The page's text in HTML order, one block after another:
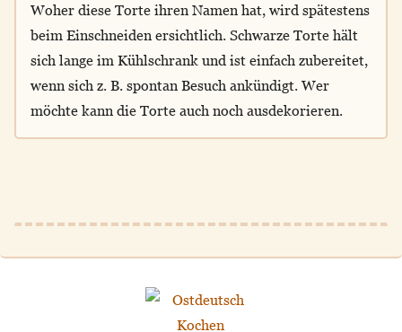
Woher diese Torte ihren Namen hat, wird spätestens
beim Einschneiden ersichtlich. Schwarze Torte hält
sich lange im Kühlschrank und ist einfach zubereitet,
wenn sich z. B. spontan Besuch ankündigt. Wer
möchte kann die Torte auch noch ausdekorieren.